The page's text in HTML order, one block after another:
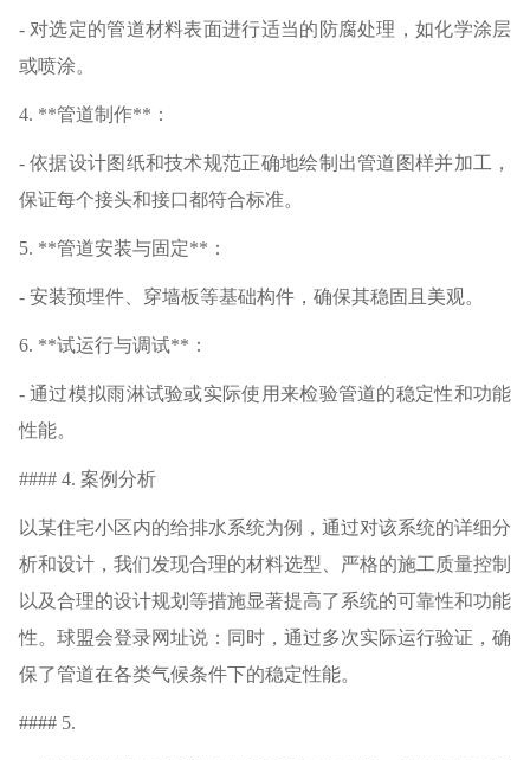
- 对选定的管道材料表面进行适当的防腐处理，如化学涂层
或喷涂。
4. **管道制作**：
- 依据设计图纸和技术规范正确地绘制出管道图样并加工，
保证每个接头和接口都符合标准。
5. **管道安装与固定**：
- 安装预埋件、穿墙板等基础构件，确保其稳固且美观。
6. **试运行与调试**：
- 通过模拟雨淋试验或实际使用来检验管道的稳定性和功能
性能。
#### 4. 案例分析
以某住宅小区内的给排水系统为例，通过对该系统的详细分
析和设计，我们发现合理的材料选型、严格的施工质量控制
以及合理的设计规划等措施显著提高了系统的可靠性和功能
性。球盟会登录网址说：同时，通过多次实际运行验证，确
保了管道在各类气候条件下的稳定性能。
#### 5.